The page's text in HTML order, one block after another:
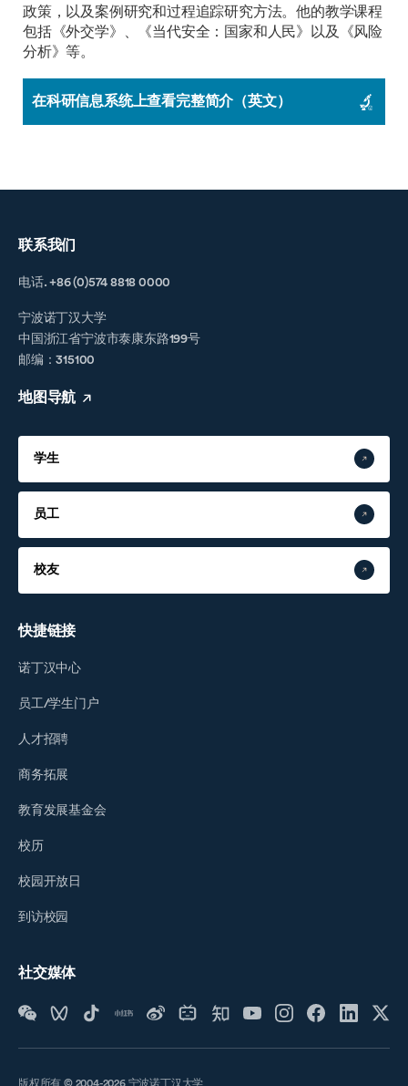
政策，以及案例研究和过程追踪研究方法。他的教学课程
包括《外交学》、《当代安全：国家和人民》以及《风险
分析》等。
在科研信息系统上查看完整简介（英文）
联系我们
电话. +86 (0)574 8818 0000
宁波诺丁汉大学
中国浙江省宁波市泰康东路199号
邮编：315100
地图导航
学生
员工
校友
快捷链接
诺丁汉中心
员工/学生门户
人才招聘
商务拓展
教育发展基金会
校历
校园开放日
到访校园
社交媒体
版权所有 © 2004-2026 宁波诺丁汉大学